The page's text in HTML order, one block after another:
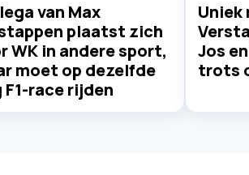
van Max
plaatst zich
WK in andere sport,
moet op dezelfde
F1-race rijden
Uniek
Jos
trots